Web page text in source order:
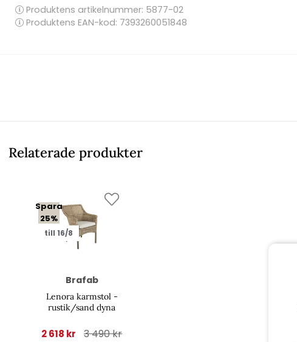
Produktens artikelnummer: 5877-02
Produktens EAN-kod: 7393260051848
Relaterade produkter
Spara
25%
till 16/8
Brafab
Lenora karmstol -
rustik/sand dyna
2 618 kr 3 490 kr